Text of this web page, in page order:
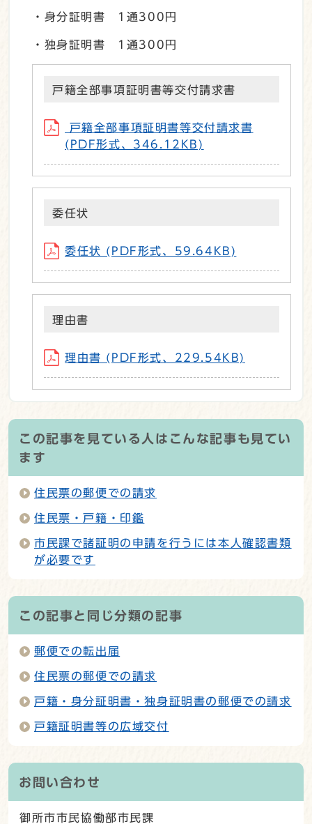
・身分証明書 1通300円
・独身証明書 1通300円
戸籍全部事項証明書等交付請求書
戸籍全部事項証明書等交付請求書
(PDF形式、346.12KB)
委任状
委任状 (PDF形式、59.64KB)
理由書
理由書 (PDF形式、229.54KB)
この記事を見ている人はこんな記事も見てい
ます
住民票の郵便での請求
住民票・戸籍・印鑑
市民課で諸証明の申請を行うには本人確認書類
が必要です
この記事と同じ分類の記事
郵便での転出届
住民票の郵便での請求
戸籍・身分証明書・独身証明書の郵便での請求
戸籍証明書等の広域交付
お問い合わせ
御所市市民協働部市民課